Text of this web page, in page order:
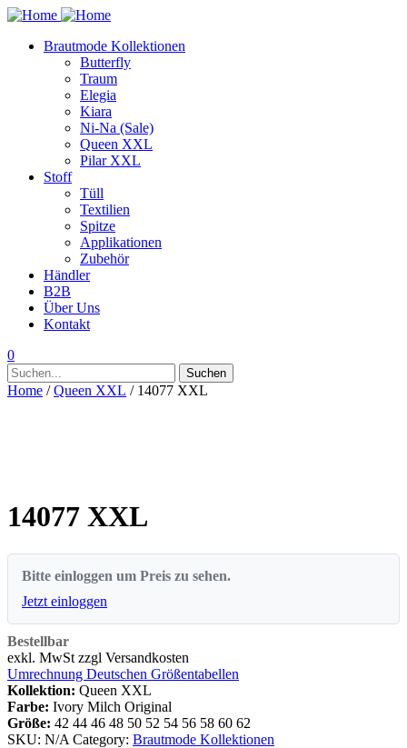
Brautmode Kollektionen
Butterfly
Traum
Elegia
Kiara
Ni-Na (Sale)
Queen XXL
Pilar XXL
Stoff
Tüll
Textilien
Spitze
Applikationen
Zubehör
Händler
B2B
Über Uns
Kontakt
0
Suchen
nach:
Suchen
Home /Queen XXL / 14077 XXL
14077 XXL
Bitte einloggen um Preis zu sehen.
Jetzt einloggen
Bestellbar
exkl. MwSt zzgl Versandkosten
Umrechnung Deutschen Größentabellen
Kollektion: Queen XXL
Farbe: Ivory Milch Original
Größe: 42 44 46 48 50 52 54 56 58 60 62
SKU: N/A Category: Brautmode Kollektionen